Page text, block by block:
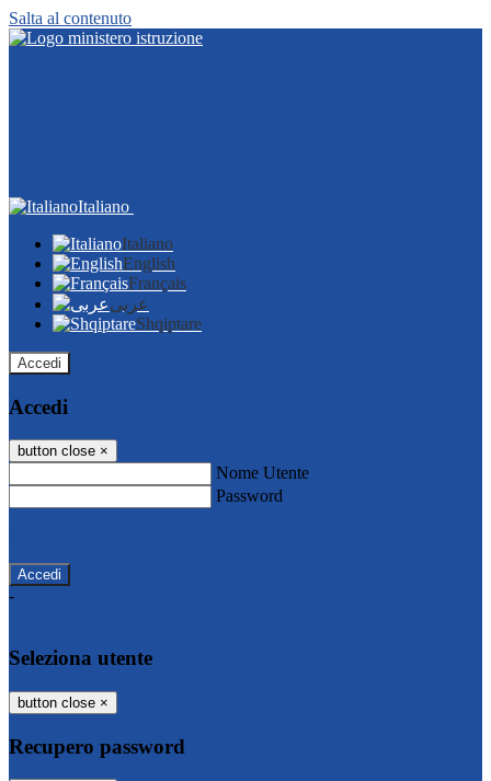
Salta al contenuto
Italiano
Italiano
English
Français
عربى
Shqiptare
Accedi
Accedi
button close ×
Nome Utente
Password
-
Seleziona utente
button close ×
Recupero password